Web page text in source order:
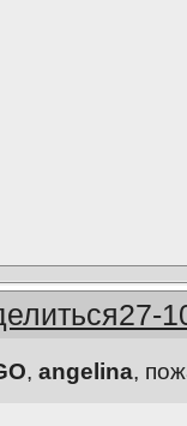
27-
,angelina,